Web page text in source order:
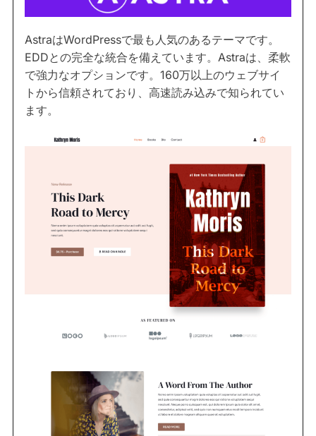
AstraはWordPressで最も人気のあるテーマです。
EDDとの完全な統合を備えています。Astraは、柔軟
で強力なオプションです。160万以上のウェブサイ
トから信頼されており、高速読み込みで知られてい
ます。